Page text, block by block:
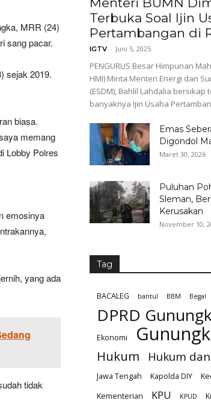
MRR (24)
sang pacar.
sejak 2019.
biasa.
memang
Lobby Polres
emosinya
yang ada
tidak
Terbuka Soal Ijin
Pertambangan di
IGTV - Juni 5, 2025
PENGURUS Besar Himpunan
HMI) Minta Menteri Energi dan
(ESDM), Bahlil Lahdalia
banyaknya Ijin Usaha
Emas
Digondol
Maret 30, 2026
Puluhan
Sleman,
Kerusakan
November 10,
Tag
BACALEG bantul BBM Begal
DPRD
Ekonomi
Hukum Hukum
Jawa Tengah Kapolda DIY
Kementerian
KPU KPUD